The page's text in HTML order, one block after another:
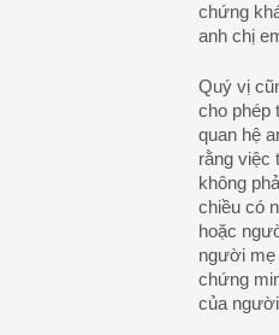
chứng
anh chị
Quý vị
cho phép
quan hệ
rằng việc
không
chiều có
hoặc
người
chứng
của